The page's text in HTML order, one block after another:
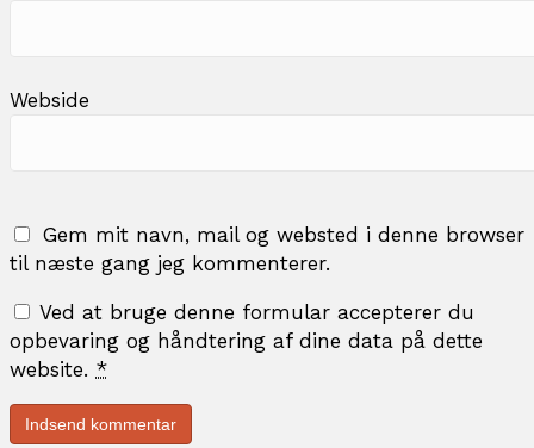
Webside
Gem mit navn, mail og websted i denne browser
til næste gang jeg kommenterer.
Ved at bruge denne formular accepterer du
opbevaring og håndtering af dine data på dette
website. *